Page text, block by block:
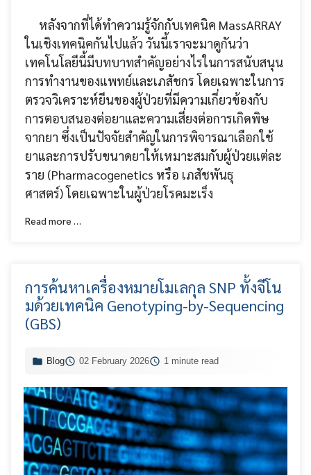
หลังจากที่ได้ทำความรู้จักกับเทคนิค MassARRAY
ในเชิงเทคนิคกันไปแล้ว วันนี้เราจะมาดูกันว่า
เทคโนโลยีนี้มีบทบาทสำคัญอย่างไรในการสนับสนุน
การทำงานของแพทย์และเภสัชกร โดยเฉพาะในการ
ตรวจวิเคราะห์ยีนของผู้ป่วยที่มีความเกี่ยวข้องกับ
การตอบสนองต่อยาและความเสี่ยงต่อการเกิดพิษ
จากยา ซึ่งเป็นปัจจัยสำคัญในการพิจารณาเลือกใช้
ยาและการปรับขนาดยาให้เหมาะสมกับผู้ป่วยแต่ละ
ราย (Pharmacogenetics หรือ เภสัชพันธุ
ศาสตร์) โดยเฉพาะในผู้ป่วยโรคมะเร็ง
Read more …
การค้นหาเครื่องหมายโมเลกุล SNP ทั้งจีโน
มด้วยเทคนิค Genotyping-by-Sequencing
(GBS)
Blog 02 February 2026 1 minute read